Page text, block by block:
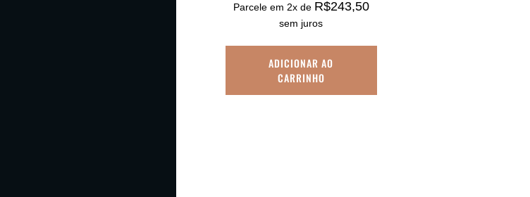
Parcele em 2x de R$243,50
sem juros
ADICIONAR AO
CARRINHO